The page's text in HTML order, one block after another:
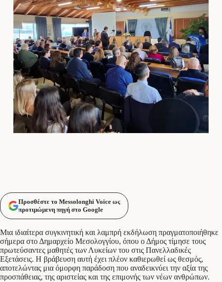
Προσθέστε το Messolonghi Voice ως
προτιμώμενη πηγή στο Google
Μια ιδιαίτερα συγκινητική και λαμπρή εκδήλωση πραγματοποιήθηκε
σήμερα στο Δημαρχείο Μεσολογγίου, όπου ο Δήμος τίμησε τους
πρωτεύσαντες μαθητές των Λυκείων του στις Πανελλαδικές
Εξετάσεις. Η βράβευση αυτή έχει πλέον καθιερωθεί ως θεσμός,
αποτελώντας μια όμορφη παράδοση που αναδεικνύει την αξία της
προσπάθειας, της αριστείας και της επιμονής των νέων ανθρώπων.